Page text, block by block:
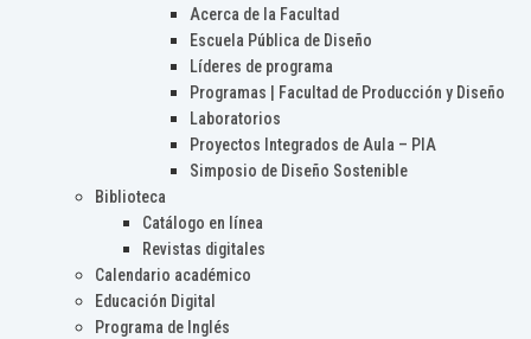
Acerca de la Facultad
Escuela Pública de Diseño
Líderes de programa
Programas | Facultad de Producción y Diseño
Laboratorios
Proyectos Integrados de Aula – PIA
Simposio de Diseño Sostenible
Biblioteca
Catálogo en línea
Revistas digitales
Calendario académico
Educación Digital
Programa de Inglés